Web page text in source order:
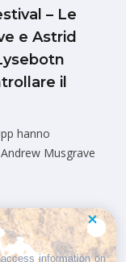
– Le
e Astrid
il
hanno
Musgrave
information on